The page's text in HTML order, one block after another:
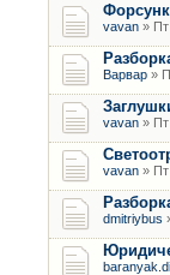
vavan »
Варвар »
vavan »
vavan »
dmitriybus